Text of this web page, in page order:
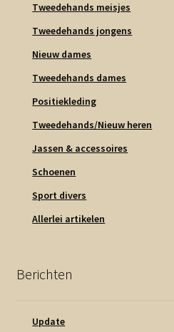
Tweedehands meisjes
Tweedehands jongens
Nieuw dames
Tweedehands dames
Positiekleding
Tweedehands/Nieuw heren
Jassen & accessoires
Schoenen
Sport divers
Allerlei artikelen
Berichten
Update